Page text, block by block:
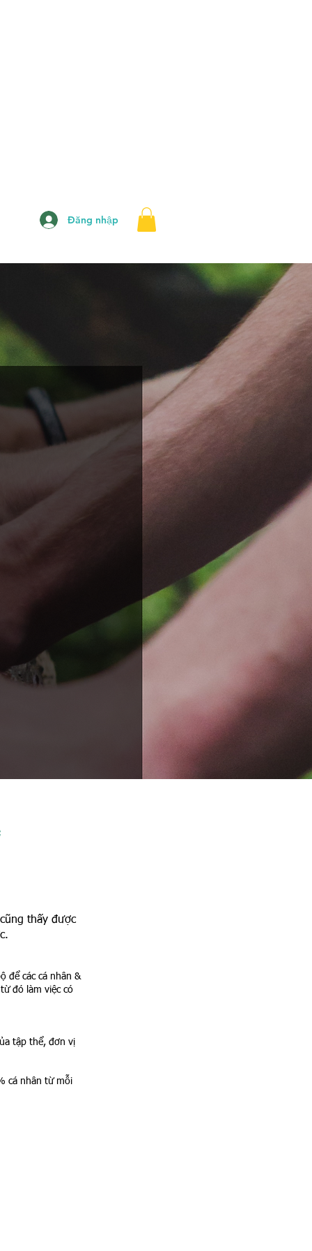
Đăng nhập
thấy được
để các cá nhân &
đó làm việc có
tập thể, đơn vị
cá nhân từ mỗi